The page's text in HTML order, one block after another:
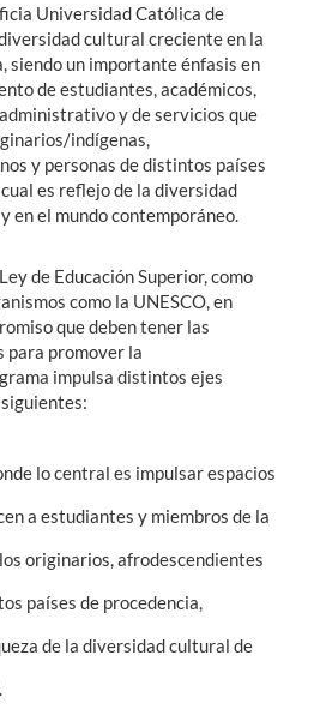
Universidad Católica de
cultural creciente en la
siendo un importante énfasis en
de estudiantes, académicos,
y de servicios que
indígenas,
y personas de distintos países
es reflejo de la diversidad
en el mundo contemporáneo.
de Educación Superior, como
como la UNESCO, en
que deben tener las
para promover la
impulsa distintos ejes
lo central es impulsar espacios
a estudiantes y miembros de la
originarios, afrodescendientes
países de procedencia,
de la diversidad cultural de